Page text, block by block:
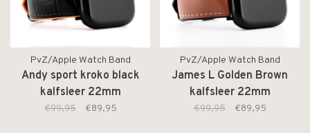
PvZ/Apple Watch Band
Andy sport kroko black
kalfsleer 22mm
€99,95 €89,95
PvZ/Apple Watch Band
James L Golden Brown
kalfsleer 22mm
€99,95 €89,95